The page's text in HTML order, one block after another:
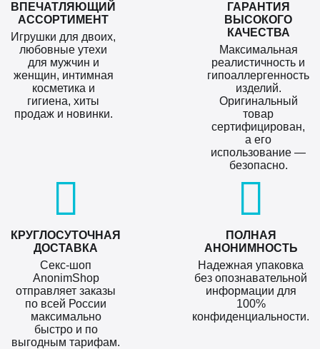
ВПЕЧАТЛЯЮЩИЙ
АССОРТИМЕНТ
Игрушки для двоих,
любовные утехи
для мужчин и
женщин, интимная
косметика и
гигиена, хиты
продаж и новинки.
ГАРАНТИЯ
ВЫСОКОГО
КАЧЕСТВА
Максимальная
реалистичность и
гипоаллергенность
изделий.
Оригинальный
товар
сертифицирован,
а его
использование —
безопасно.
КРУГЛОСУТОЧНАЯ
ДОСТАВКА
Секс-шоп
AnonimShop
отправляет заказы
по всей России
максимально
быстро и по
выгодным тарифам.
ПОЛНАЯ
АНОНИМНОСТЬ
Надежная упаковка
без опознавательной
информации для
100%
конфиденциальности.